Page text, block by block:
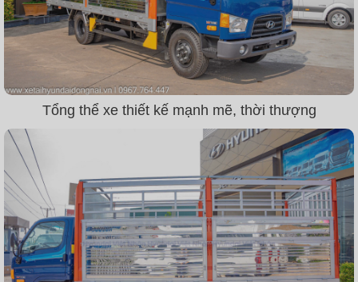
Tổng thể xe thiết kế mạnh mẽ, thời thượng